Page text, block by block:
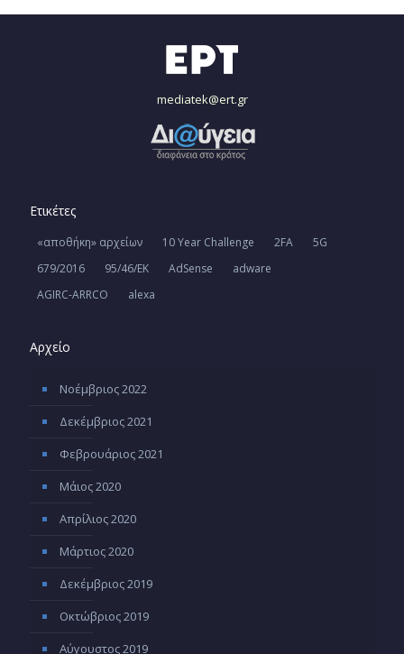
mediatek@ert.gr
Ετικέτες
«αποθήκη» αρχείων 10 Year Challenge 2FA
5G
679/2016
95/46/ΕΚ AdSense
adware
AGIRC-ARRCO
alexa
Αρχείο
Νοέμβριος 2022
Δεκέμβριος 2021
Φεβρουάριος 2021
Μάιος 2020
Απρίλιος 2020
Μάρτιος 2020
Δεκέμβριος 2019
Οκτώβριος 2019
Αύγουστος 2019